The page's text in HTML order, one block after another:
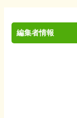
編集者情報